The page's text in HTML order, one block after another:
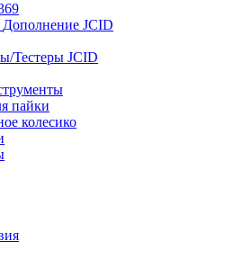
Дополнение JCID
Тестеры JCID
пайки
колесико